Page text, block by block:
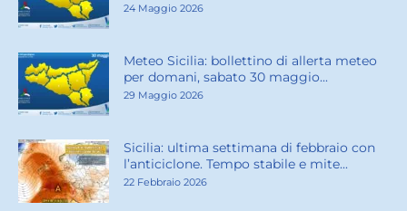
24 Maggio 2026
Meteo Sicilia: bollettino di allerta meteo
per domani, sabato 30 maggio...
29 Maggio 2026
Sicilia: ultima settimana di febbraio con
l’anticiclone. Tempo stabile e mite...
22 Febbraio 2026